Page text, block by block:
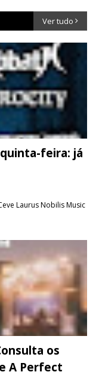
Ver tudo
feira: já
Laurus Nobilis Music
os
A Perfect